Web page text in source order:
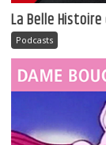
La Belle
Podcasts